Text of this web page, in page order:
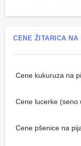
CENE ŽITARICA NA
Cene kukuruza na
Cene lucerke (seno
Cene pšenice na